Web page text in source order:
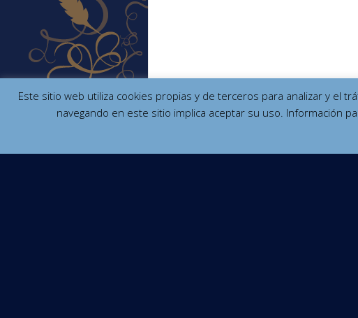
Este sitio web utiliza cookies propias y de terceros para analizar y el
navegando en este sitio implica aceptar su uso. Información